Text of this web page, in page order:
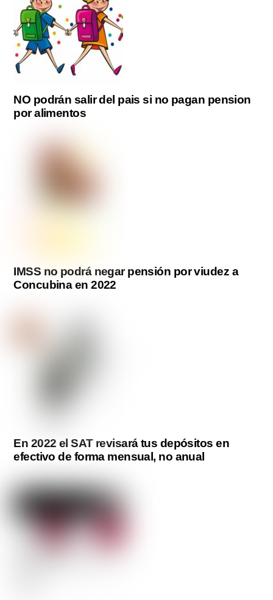
NO podrán salir del pais si no pagan pension
por alimentos
IMSS no podrá negar pensión por viudez a
Concubina en 2022
En 2022 el SAT revisará tus depósitos en
efectivo de forma mensual, no anual